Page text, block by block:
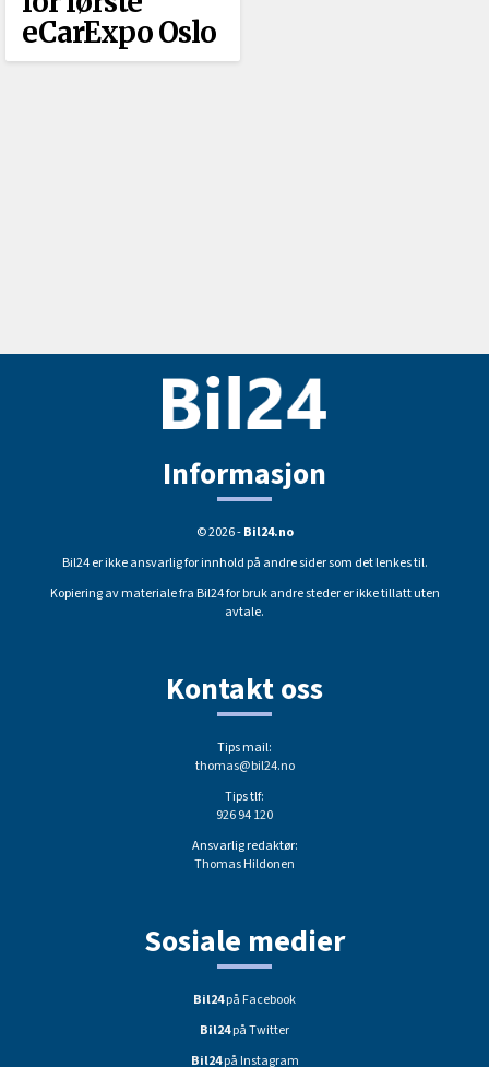
eCarExpo Oslo
Informasjon
© 2026 -Bil24.no
Bil24 er ikke ansvarlig for innhold på andre sider som det lenkes til.
Kopiering av materiale fra Bil24 for bruk andre steder er ikke tillatt uten
avtale.
Kontakt oss
Tips mail:
thomas@bil24.no
Tips tlf:
926 94 120
Ansvarlig redaktør:
Thomas Hildonen
Sosiale medier
Bil24på Facebook
Bil24på Twitter
Bil24på Instagram